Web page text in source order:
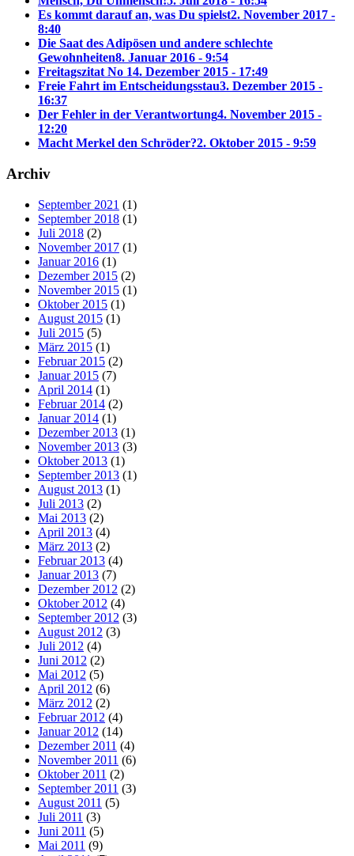
Es kommt darauf an, was Du spielst2. November 2017 -
8:40
Die Saat des Adipösen und andere schlechte
Gewohnheiten8. Januar 2016 - 9:54
Freitagszitat No 14. Dezember 2015 - 17:49
Freie Fahrt im Entscheidungsstau3. Dezember 2015 -
16:37
Der Fehler in der Verantwortung4. November 2015 -
12:20
Macht Merkel den Schröder?2. Oktober 2015 - 9:59
Archiv
September 2021 (1)
September 2018 (1)
Juli 2018 (2)
November 2017 (1)
Januar 2016 (1)
Dezember 2015 (2)
November 2015 (1)
Oktober 2015 (1)
August 2015 (1)
Juli 2015 (5)
März 2015 (1)
Februar 2015 (2)
Januar 2015 (7)
April 2014 (1)
Februar 2014 (2)
Januar 2014 (1)
Dezember 2013 (1)
November 2013 (3)
Oktober 2013 (1)
September 2013 (1)
August 2013 (1)
Juli 2013 (2)
Mai 2013 (2)
April 2013 (4)
März 2013 (2)
Februar 2013 (4)
Januar 2013 (7)
Dezember 2012 (2)
Oktober 2012 (4)
September 2012 (3)
August 2012 (3)
Juli 2012 (4)
Juni 2012 (2)
Mai 2012 (5)
April 2012 (6)
März 2012 (2)
Februar 2012 (4)
Januar 2012 (14)
Dezember 2011 (4)
November 2011 (6)
Oktober 2011 (2)
September 2011 (3)
August 2011 (5)
Juli 2011 (3)
Juni 2011 (5)
Mai 2011 (9)